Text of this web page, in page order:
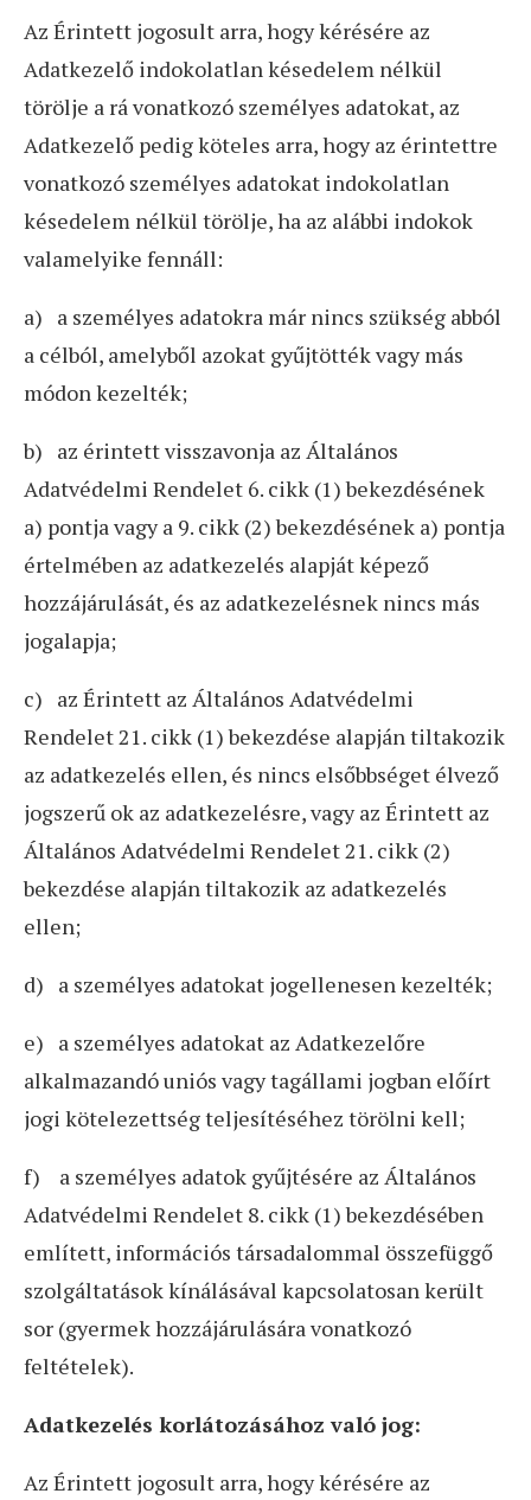
Az Érintett jogosult arra, hogy kérésére az
Adatkezelő indokolatlan késedelem nélkül
törölje a rá vonatkozó személyes adatokat, az
Adatkezelő pedig köteles arra, hogy az érintettre
vonatkozó személyes adatokat indokolatlan
késedelem nélkül törölje, ha az alábbi indokok
valamelyike fennáll:
a) a személyes adatokra már nincs szükség abból
a célból, amelyből azokat gyűjtötték vagy más
módon kezelték;
b) az érintett visszavonja az Általános
Adatvédelmi Rendelet 6. cikk (1) bekezdésének
a) pontja vagy a 9. cikk (2) bekezdésének a) pontja
értelmében az adatkezelés alapját képező
hozzájárulását, és az adatkezelésnek nincs más
jogalapja;
c) az Érintett az Általános Adatvédelmi
Rendelet 21. cikk (1) bekezdése alapján tiltakozik
az adatkezelés ellen, és nincs elsőbbséget élvező
jogszerű ok az adatkezelésre, vagy az Érintett az
Általános Adatvédelmi Rendelet 21. cikk (2)
bekezdése alapján tiltakozik az adatkezelés
ellen;
d) a személyes adatokat jogellenesen kezelték;
e) a személyes adatokat az Adatkezelőre
alkalmazandó uniós vagy tagállami jogban előírt
jogi kötelezettség teljesítéséhez törölni kell;
f) a személyes adatok gyűjtésére az Általános
Adatvédelmi Rendelet 8. cikk (1) bekezdésében
említett, információs társadalommal összefüggő
szolgáltatások kínálásával kapcsolatosan került
sor (gyermek hozzájárulására vonatkozó
feltételek).
Adatkezelés korlátozásához való jog:
Az Érintett jogosult arra, hogy kérésére az